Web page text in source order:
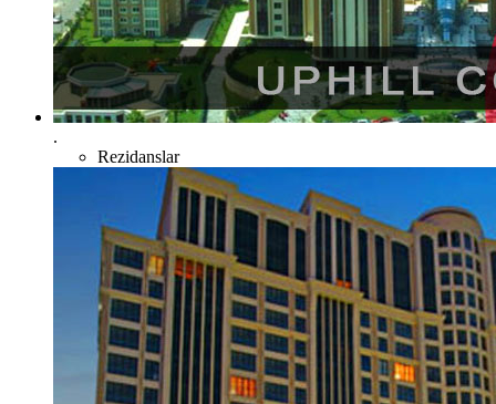
.
Rezidanslar